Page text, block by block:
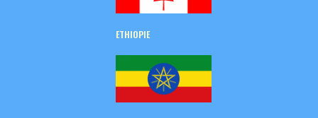
ETHIOPIE